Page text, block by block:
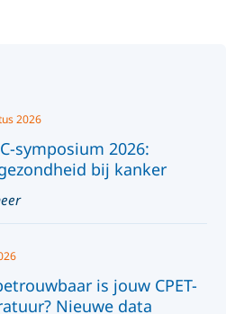
symposium 2026:
bij kanker
2026
is jouw CPET-
Nieuwe data